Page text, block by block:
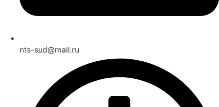
nts-sud@mail.ru